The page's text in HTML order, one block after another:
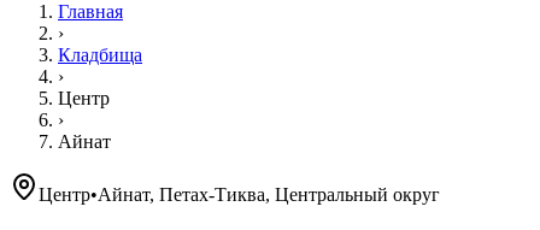
Главная
›
Кладбища
›
Центр
›
Айнат
Центр•Айнат, Петах-Тиква, Центральный округ